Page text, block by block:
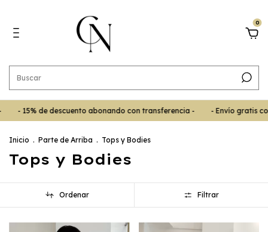
0
abonando con transferencia - - Envío gratis comprando mas
Inicio . Parte de Arriba . Tops y Bodies
Tops y Bodies
Ordenar Filtrar